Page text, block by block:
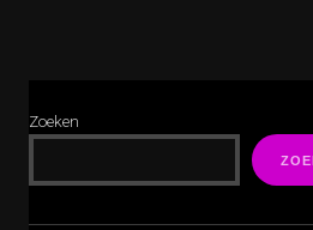
Zoeken